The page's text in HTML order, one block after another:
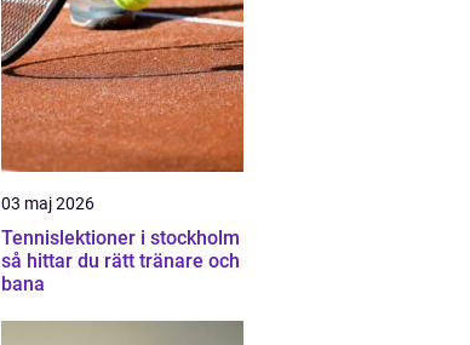
03 maj 2026
Tennislektioner i stockholm
så hittar du rätt tränare och
bana